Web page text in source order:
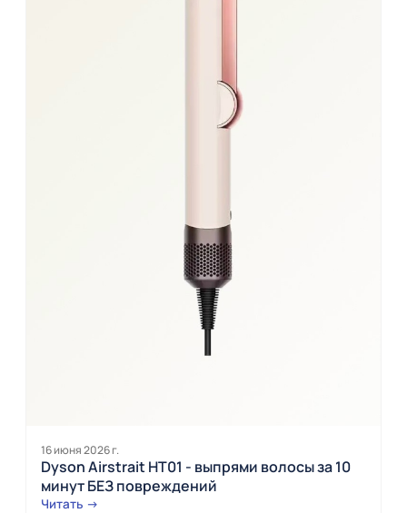
16 июня 2026 г.
Dyson Airstrait HT01 - выпрями волосы за 10
минут БЕЗ повреждений
Читать →